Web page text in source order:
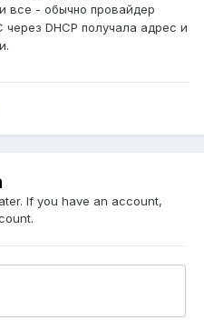
все - обычно провайдер
DHCP получала адрес и
If you have an account,